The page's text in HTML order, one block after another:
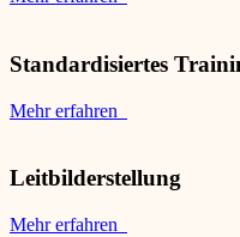
Standardisiertes
Mehr erfahren
Leitbilderstellung
Mehr erfahren